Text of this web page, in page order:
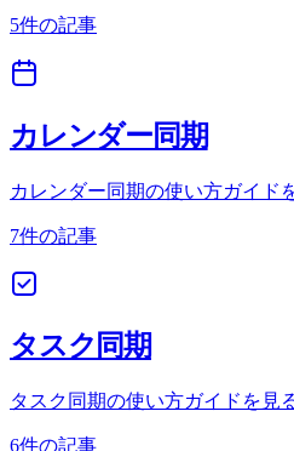
5件の記事
カレンダー同期
カレンダー同期の使い方ガイド
7件の記事
タスク同期
タスク同期の使い方ガイドを見る
6件の記事